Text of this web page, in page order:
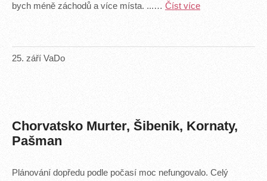
25. září VaDo
bych méně záchodů a více místa. ...… Číst více
Chorvatsko Murter, Šibenik, Kornaty,
Pašman
Plánování dopředu podle počasí moc nefungovalo. Celý